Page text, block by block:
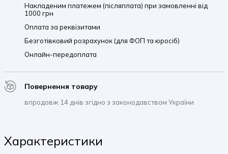
Накладеним платежем (післяплата) при замовленні від
1000 грн
Оплата за реквізитами
Безготівковий розрахунок (для ФОП та юросіб)
Онлайн-передоплата
Повернення товару
впродовж 14 днів згідно з законодавством України
Характеристики